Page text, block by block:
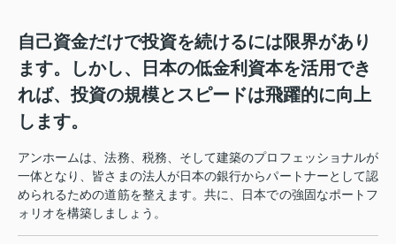
自己資金だけで投資を続けるには限界があり
ます。しかし、日本の低金利資本を活用でき
れば、投資の規模とスピードは飛躍的に向上
します。
アンホームは、法務、税務、そして建築のプロフェッショナルが
一体となり、皆さまの法人が日本の銀行からパートナーとして認
められるための道筋を整えます。共に、日本での強固なポートフ
ォリオを構築しましょう。